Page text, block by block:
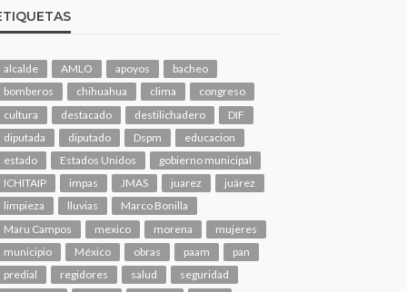
alcalde AMLO apoyos
bacheo
bomberos
chihuahua clima
congreso
cultura
destacado destilichadero
DIF
diputada
diputado Dspm
educacion
estado
Estados Unidos
gobierno municipal
ICHITAIP
impas JMAS juarez
juárez
limpieza
lluvias
Marco Bonilla
Maru Campos
mexico morena
mujeres
municipio
México obras paam
pan
predial
regidores salud
seguridad